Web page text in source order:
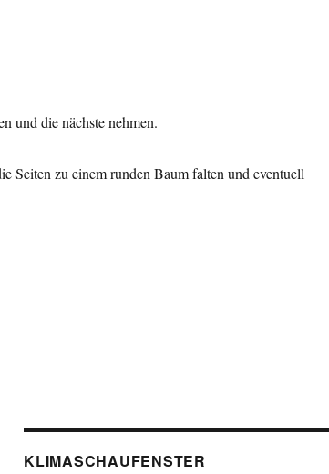
und die nächste nehmen.
Seiten zu einem runden Baum falten und eventuell
KLIMASCHAUFENSTER